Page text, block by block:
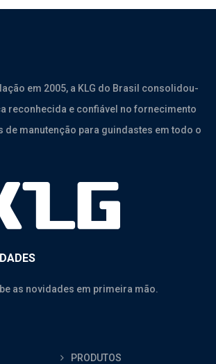
em 2005, a KLG do Brasil consolidou-
reconhecida e confiável no fornecimento
de manutenção para guindastes em todo o
as novidades em primeira mão.
PRODUTOS